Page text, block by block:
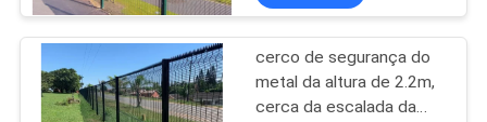
EXCURSÃO
FÁBRICA
cerco de segurança do
metal da altura de 2.2m,
cerca da escalada da